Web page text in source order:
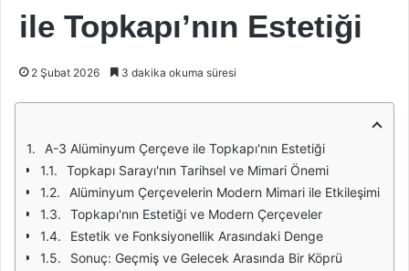
ile Topkapı’nın Estetiği
2 Şubat 2026 3 dakika okuma süresi
A-3 Alüminyum Çerçeve ile Topkapı'nın Estetiği
Topkapı Sarayı'nın Tarihsel ve Mimari Önemi
Alüminyum Çerçevelerin Modern Mimari ile Etkileşimi
Topkapı'nın Estetiği ve Modern Çerçeveler
Estetik ve Fonksiyonellik Arasındaki Denge
Sonuç: Geçmiş ve Gelecek Arasında Bir Köprü